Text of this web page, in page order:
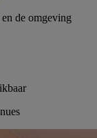
de omgeving